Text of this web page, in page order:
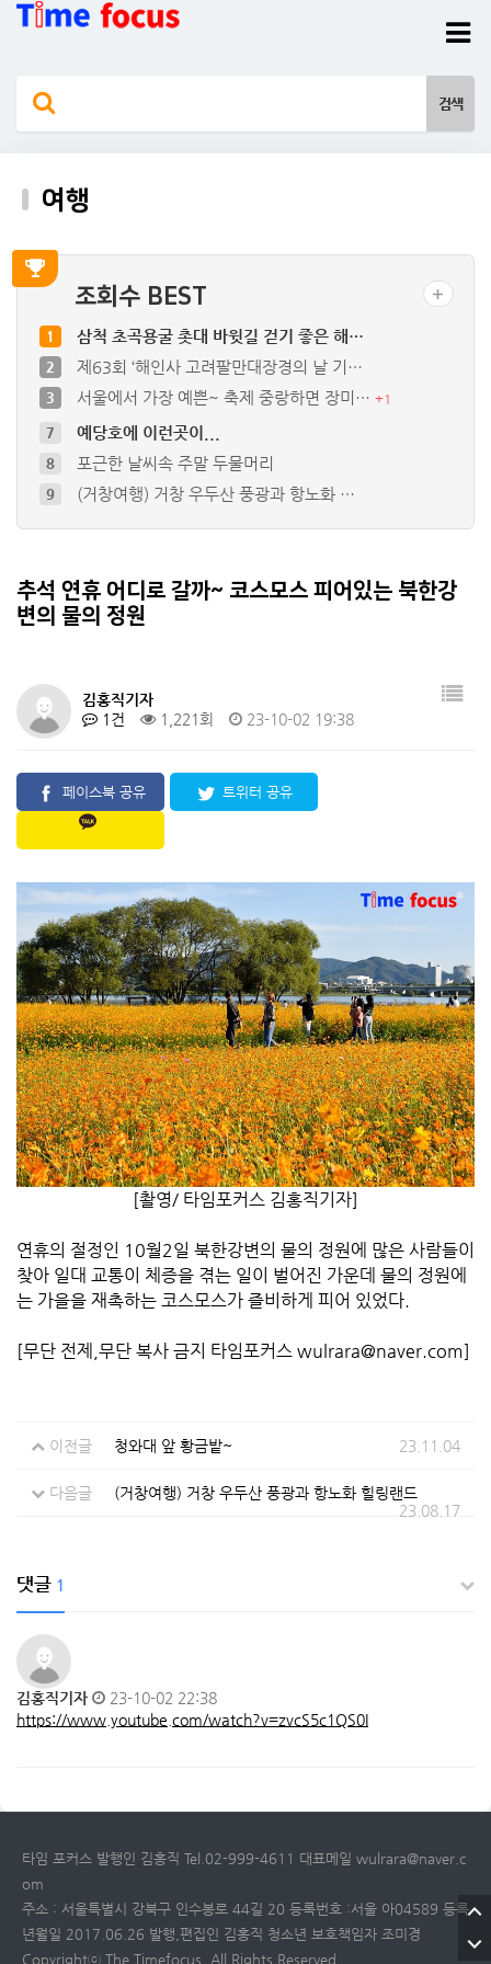
여행
조회수 BEST
7 예당호에 이런곳이...
8 포근한 날씨속 주말 두물머리
9 (거창여행) 거창 우두산 풍광과 항노화 …
5 함안군, 강주해바라기축제
6 추석 연휴 어디로 갈까~ 코스모스 피어있…
1 삼척 초곡용굴 촛대 바윗길 걷기 좋은 해…
2 제63회 ‘해인사 고려팔만대장경의 날 기…
3 서울에서 가장 예쁜~ 축제 중랑하면 장미… +1
추석 연휴 어디로 갈까~ 코스모스 피어있는 북한강
변의 물의 정원
김홍직기자
1건
1,221회 23-10-02 19:38
페이스북 공유 트위터 공유
[촬영/ 타임포커스 김홍직기자]
연휴의 절정인 10월2일 북한강변의 물의 정원에 많은 사람들이
찾아 일대 교통이 체증을 겪는 일이 벌어진 가운데 물의 정원에
는 가을을 재촉하는 코스모스가 즐비하게 피어 있었다.
[무단 전제,무단 복사 금지 타임포커스 wulrara@naver.com]
이전글 청와대 앞 황금밭~ 23.11.04
다음글
(거창여행) 거창 우두산 풍광과 항노화 힐링랜드
23.08.17
댓글 1
김홍직기자
23-10-02 22:38
https://www.youtube.com/watch?v=zvcS5c1QS0I
타임 포커스 발행인 김홍직 Tel.02-999-4611 대표메일 wulrara@naver.c
om
주소 : 서울특별시 강북구 인수봉로 44길 20 등록번호 :서울 아04589 등록
년월일 2017.06.26 발행,편집인 김홍직 청소년 보호책임자 조미경
Copyrightⓒ The Timefocus. All Rights Reserved